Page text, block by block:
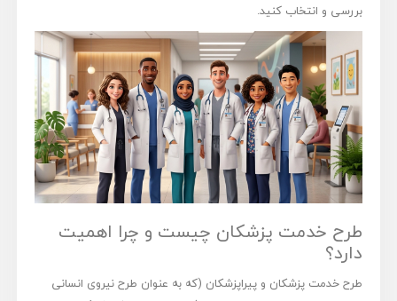
بررسی و انتخاب کنید.
طرح خدمت پزشکان چیست و چرا اهمیت
دارد؟
طرح خدمت پزشکان و پیراپزشکان (که به عنوان طرح نیروی انسانی